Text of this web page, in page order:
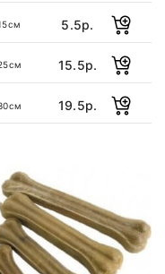
5.5р.
15.5р.
19.5р.